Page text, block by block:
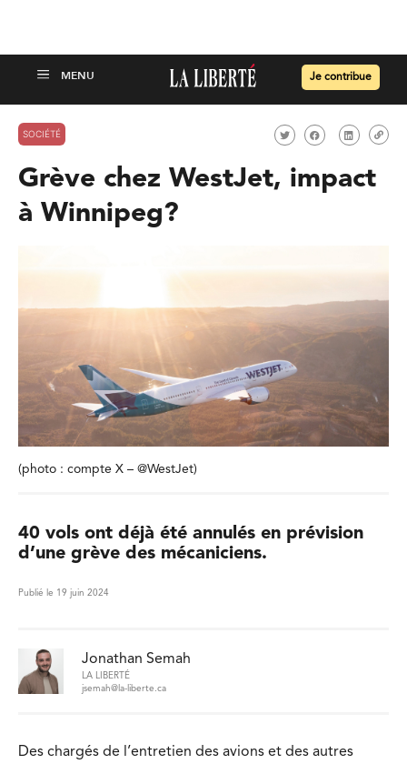
Je contribue
SOCIÉTÉ
Grève chez WestJet, impact
à Winnipeg?
(photo : compte X – @WestJet)
40 vols ont déjà été annulés en prévision
d’une grève des mécaniciens.
Publié le 19 juin 2024
Jonathan Semah
LA LIBERTÉ
jsemah@la-liberte.ca
Des chargés de l’entretien des avions et des autres